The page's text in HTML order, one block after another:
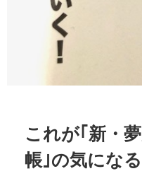
これが｢新・
帳｣の気になる